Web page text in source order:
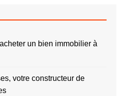
un bien immobilier à
votre constructeur de